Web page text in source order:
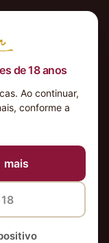
de 18 anos
Ao continuar,
conforme a
mais
Vinho